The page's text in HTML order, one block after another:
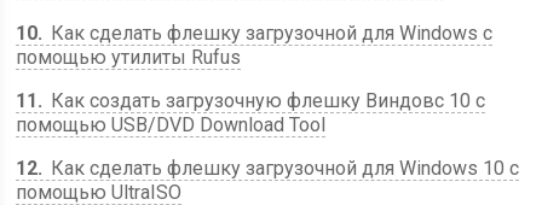
10
Как сделать флешку загрузочной для Windows с
помощью утилиты Rufus
11
Как создать загрузочную флешку Виндовс 10 с
помощью USB/DVD Download Tool
12
Как сделать флешку загрузочной для Windows 10 с
помощью UltraISO